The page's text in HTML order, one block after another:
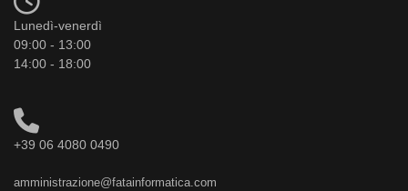
Lunedì-venerdì
09:00 - 13:00
14:00 - 18:00
+39 06 4080 0490
amministrazione@fatainformatica.com